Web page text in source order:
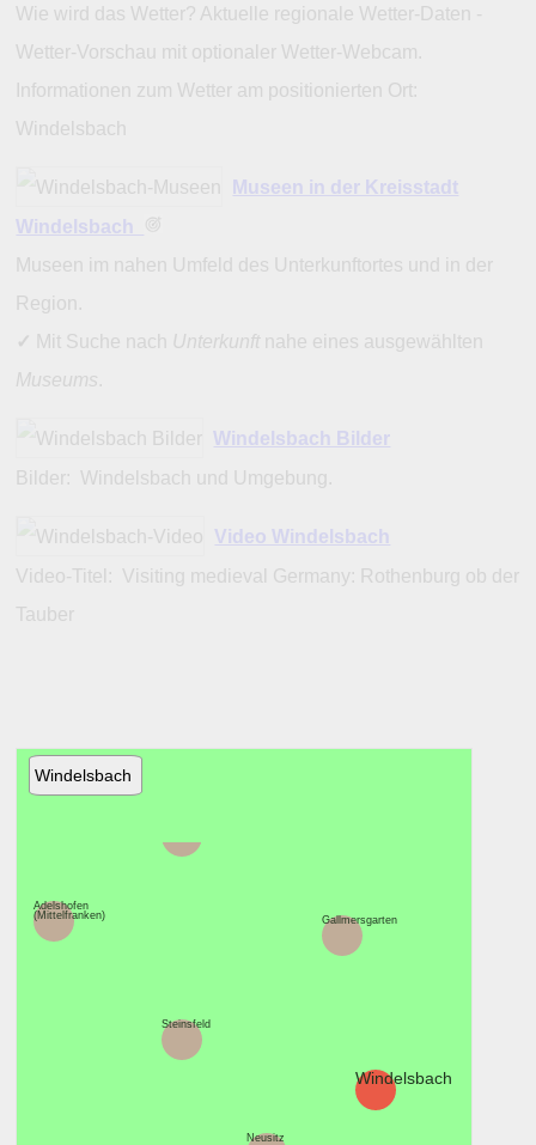
Wie wird das Wetter? Aktuelle regionale Wetter-Daten -
Wetter-Vorschau mit optionaler Wetter-Webcam.
Informationen zum Wetter am positionierten Ort:
Windelsbach
Museen in der Kreisstadt
Windelsbach
Museen im nahen Umfeld des Unterkunftortes und in der
Region.
✓ Mit Suche nach Unterkunft nahe eines ausgewählten
Museums.
Windelsbach Bilder
Bilder: Windelsbach und Umgebung.
Video Windelsbach
Video-Titel: Visiting medieval Germany: Rothenburg ob der
Tauber
Windelsbach
Adelshofen
(Mittelfranken)
Steinsfeld
Windelsbach
Gallmersgarten
Neusitz